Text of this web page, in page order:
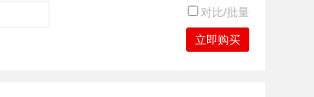
对比/批量
立即购买